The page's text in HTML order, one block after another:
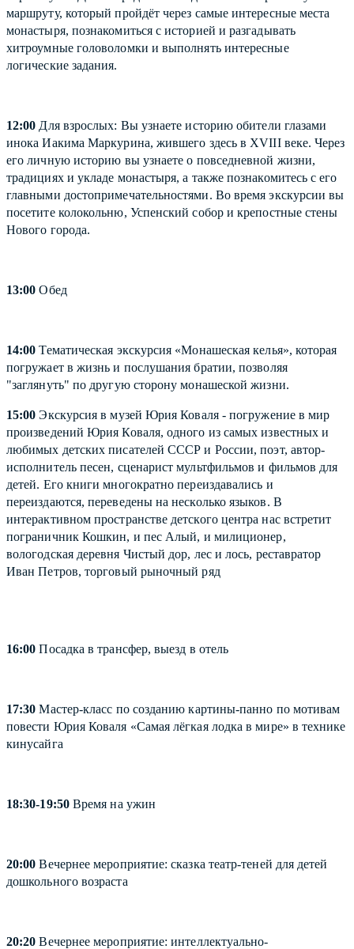
маршруту, который пройдёт через самые интересные места
монастыря, познакомиться с историей и разгадывать
хитроумные головоломки и выполнять интересные
логические задания.
12:00 Для взрослых: Вы узнаете историю обители глазами
инока Иакима Маркурина, жившего здесь в XVIII веке. Через
его личную историю вы узнаете о повседневной жизни,
традициях и укладе монастыря, а также познакомитесь с его
главными достопримечательностями. Во время экскурсии вы
посетите колокольню, Успенский собор и крепостные стены
Нового города.
13:00 Обед
14:00 Тематическая экскурсия «Монашеская келья», которая
погружает в жизнь и послушания братии, позволяя
"заглянуть" по другую сторону монашеской жизни.
15:00 Экскурсия в музей Юрия Коваля - погружение в мир
произведений Юрия Коваля, одного из самых известных и
любимых детских писателей СССР и России, поэт, автор-
исполнитель песен, сценарист мультфильмов и фильмов для
детей. Его книги многократно переиздавались и
переиздаются, переведены на несколько языков. В
интерактивном пространстве детского центра нас встретит
пограничник Кошкин, и пес Алый, и милиционер,
вологодская деревня Чистый дор, лес и лось, реставратор
Иван Петров, торговый рыночный ряд
16:00 Посадка в трансфер, выезд в отель
17:30 Мастер-класс по созданию картины-панно по мотивам
повести Юрия Коваля «Самая лёгкая лодка в мире» в технике
кинусайга
18:30-19:50Время на ужин
20:00 Вечернее мероприятие: сказка театр-теней для детей
дошкольного возраста
20:20 Вечернее мероприятие: интеллектуально-